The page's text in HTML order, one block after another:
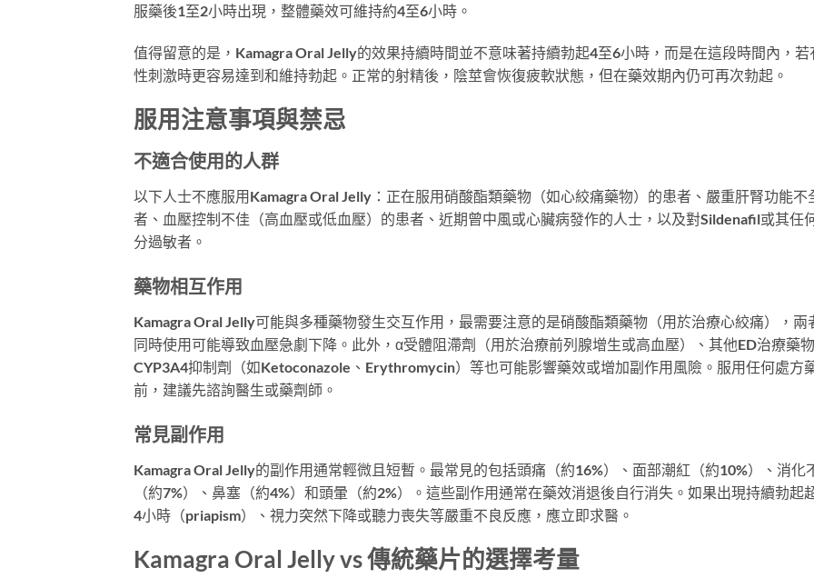
服藥後1至2小時出現，整體藥效可維持約4至6小時。
值得留意的是，Kamagra Oral Jelly的效果持續時間並不意味著持續勃起4至6小時，而是在這段時間內，若
性刺激時更容易達到和維持勃起。正常的射精後，陰莖會恢復疲軟狀態，但在藥效期內仍可再次勃起。
服用注意事項與禁忌
不適合使用的人群
以下人士不應服用Kamagra Oral Jelly：正在服用硝酸酯類藥物（如心絞痛藥物）的患者、嚴重肝腎功能不
者、血壓控制不佳（高血壓或低血壓）的患者、近期曾中風或心臟病發作的人士，以及對Sildenafil或其任
分過敏者。
藥物相互作用
Kamagra Oral Jelly可能與多種藥物發生交互作用，最需要注意的是硝酸酯類藥物（用於治療心絞痛），兩
同時使用可能導致血壓急劇下降。此外，α受體阻滯劑（用於治療前列腺增生或高血壓）、其他ED治療藥物
CYP3A4抑制劑（如Ketoconazole、Erythromycin）等也可能影響藥效或增加副作用風險。服用任何處方
前，建議先諮詢醫生或藥劑師。
常見副作用
Kamagra Oral Jelly的副作用通常輕微且短暫。最常見的包括頭痛（約16%）、面部潮紅（約10%）、消化
（約7%）、鼻塞（約4%）和頭暈（約2%）。這些副作用通常在藥效消退後自行消失。如果出現持續勃起
4小時（priapism）、視力突然下降或聽力喪失等嚴重不良反應，應立即求醫。
Kamagra Oral Jelly vs 傳統藥片的選擇考量